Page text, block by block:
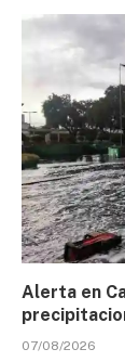
Alerta en
07/08/2026